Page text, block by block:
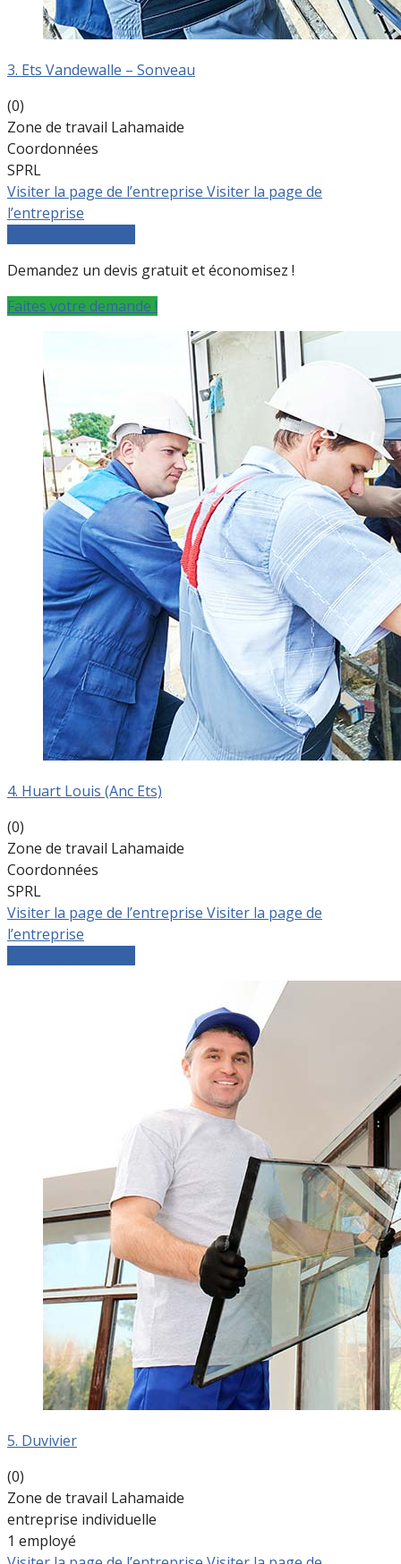
3. Ets Vandewalle – Sonveau
(0)
Zone de travail Lahamaide
Coordonnées
SPRL
Visiter la page de l’entreprise Visiter la page de
l’entreprise
Demandez un devis gratuit et économisez !
Faites votre demande !
4. Huart Louis (Anc Ets)
(0)
Zone de travail Lahamaide
Coordonnées
SPRL
Visiter la page de l’entreprise Visiter la page de
l’entreprise
5. Duvivier
(0)
Zone de travail Lahamaide
entreprise individuelle
1 employé